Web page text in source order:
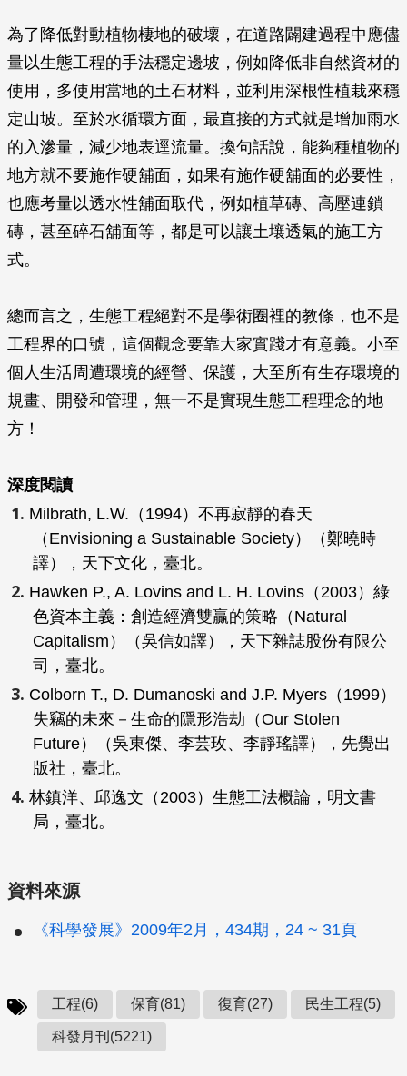
為了降低對動植物棲地的破壞，在道路闢建過程中應儘
量以生態工程的手法穩定邊坡，例如降低非自然資材的
使用，多使用當地的土石材料，並利用深根性植栽來穩
定山坡。至於水循環方面，最直接的方式就是增加雨水
的入滲量，減少地表逕流量。換句話說，能夠種植物的
地方就不要施作硬舖面，如果有施作硬舖面的必要性，
也應考量以透水性舖面取代，例如植草磚、高壓連鎖
磚，甚至碎石舖面等，都是可以讓土壤透氣的施工方
式。
總而言之，生態工程絕對不是學術圈裡的教條，也不是
工程界的口號，這個觀念要靠大家實踐才有意義。小至
個人生活周遭環境的經營、保護，大至所有生存環境的
規畫、開發和管理，無一不是實現生態工程理念的地
方！
深度閱讀
Milbrath, L.W.（1994） 不再寂靜的春天
（ Envisioning a Sustainable Society）（鄭曉時
譯），天下文化，臺北。
Hawken P., A. Lovins and L. H. Lovins（2003） 綠
色資本主義：創造經濟雙贏的策略 （ Natural
Capitalism ）（吳信如譯），天下雜誌股份有限公
司，臺北。
Colborn T., D. Dumanoski and J.P. Myers（1999）
失竊的未來－生命的隱形浩劫 （Our Stolen
Future）（吳東傑、李芸玫、李靜瑤譯），先覺出
版社，臺北。
林鎮洋、邱逸文（2003） 生態工法概論 ，明文書
局，臺北。
資料來源
《科學發展》2009年2月，434期，24 ~ 31頁
工程(6) 保育(81) 復育(27) 民生工程(5)
科發月刊(5221)